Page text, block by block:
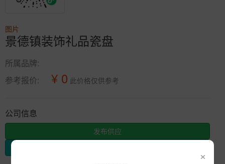
×
图片
景德镇装饰礼品瓷盘
所属品牌:
参考报价:
¥ 0 此价格仅供参考
公司信息
发布供应